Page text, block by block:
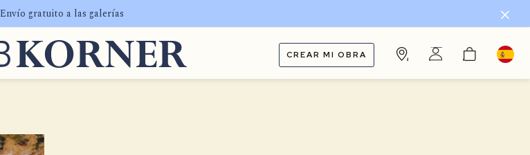
Envío gratuito a las galerías
CREAR MI OBRA